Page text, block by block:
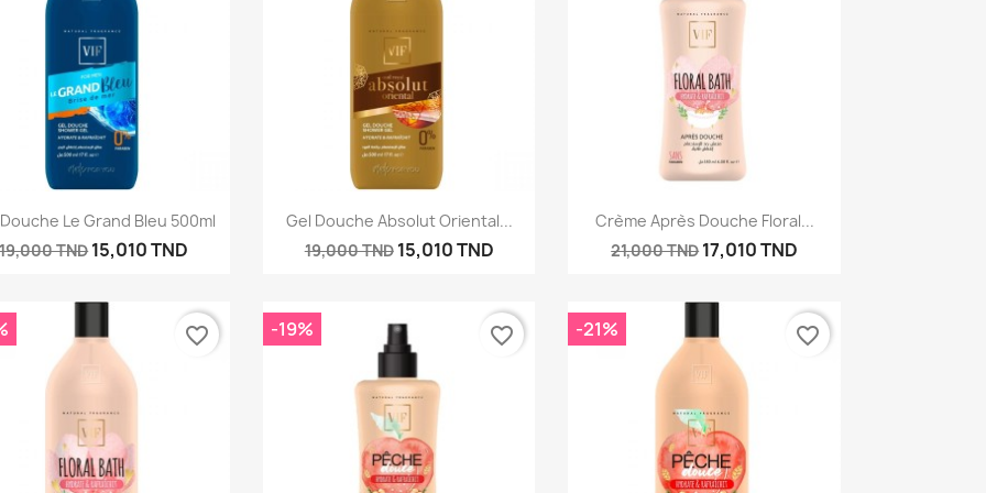
Aperçu rapide
Le Grand Bleu 500ml
19,000 TND15,010 TND
Aperçu rapide
Gel Douche Absolut Oriental...
19,000 TND 15,010 TND
Aperçu rapide
Crème Après Douche Floral...
21,000 TND17,010 TND
favorite_border -19% favorite_border -21% favorite_border
Créer une liste d'envies